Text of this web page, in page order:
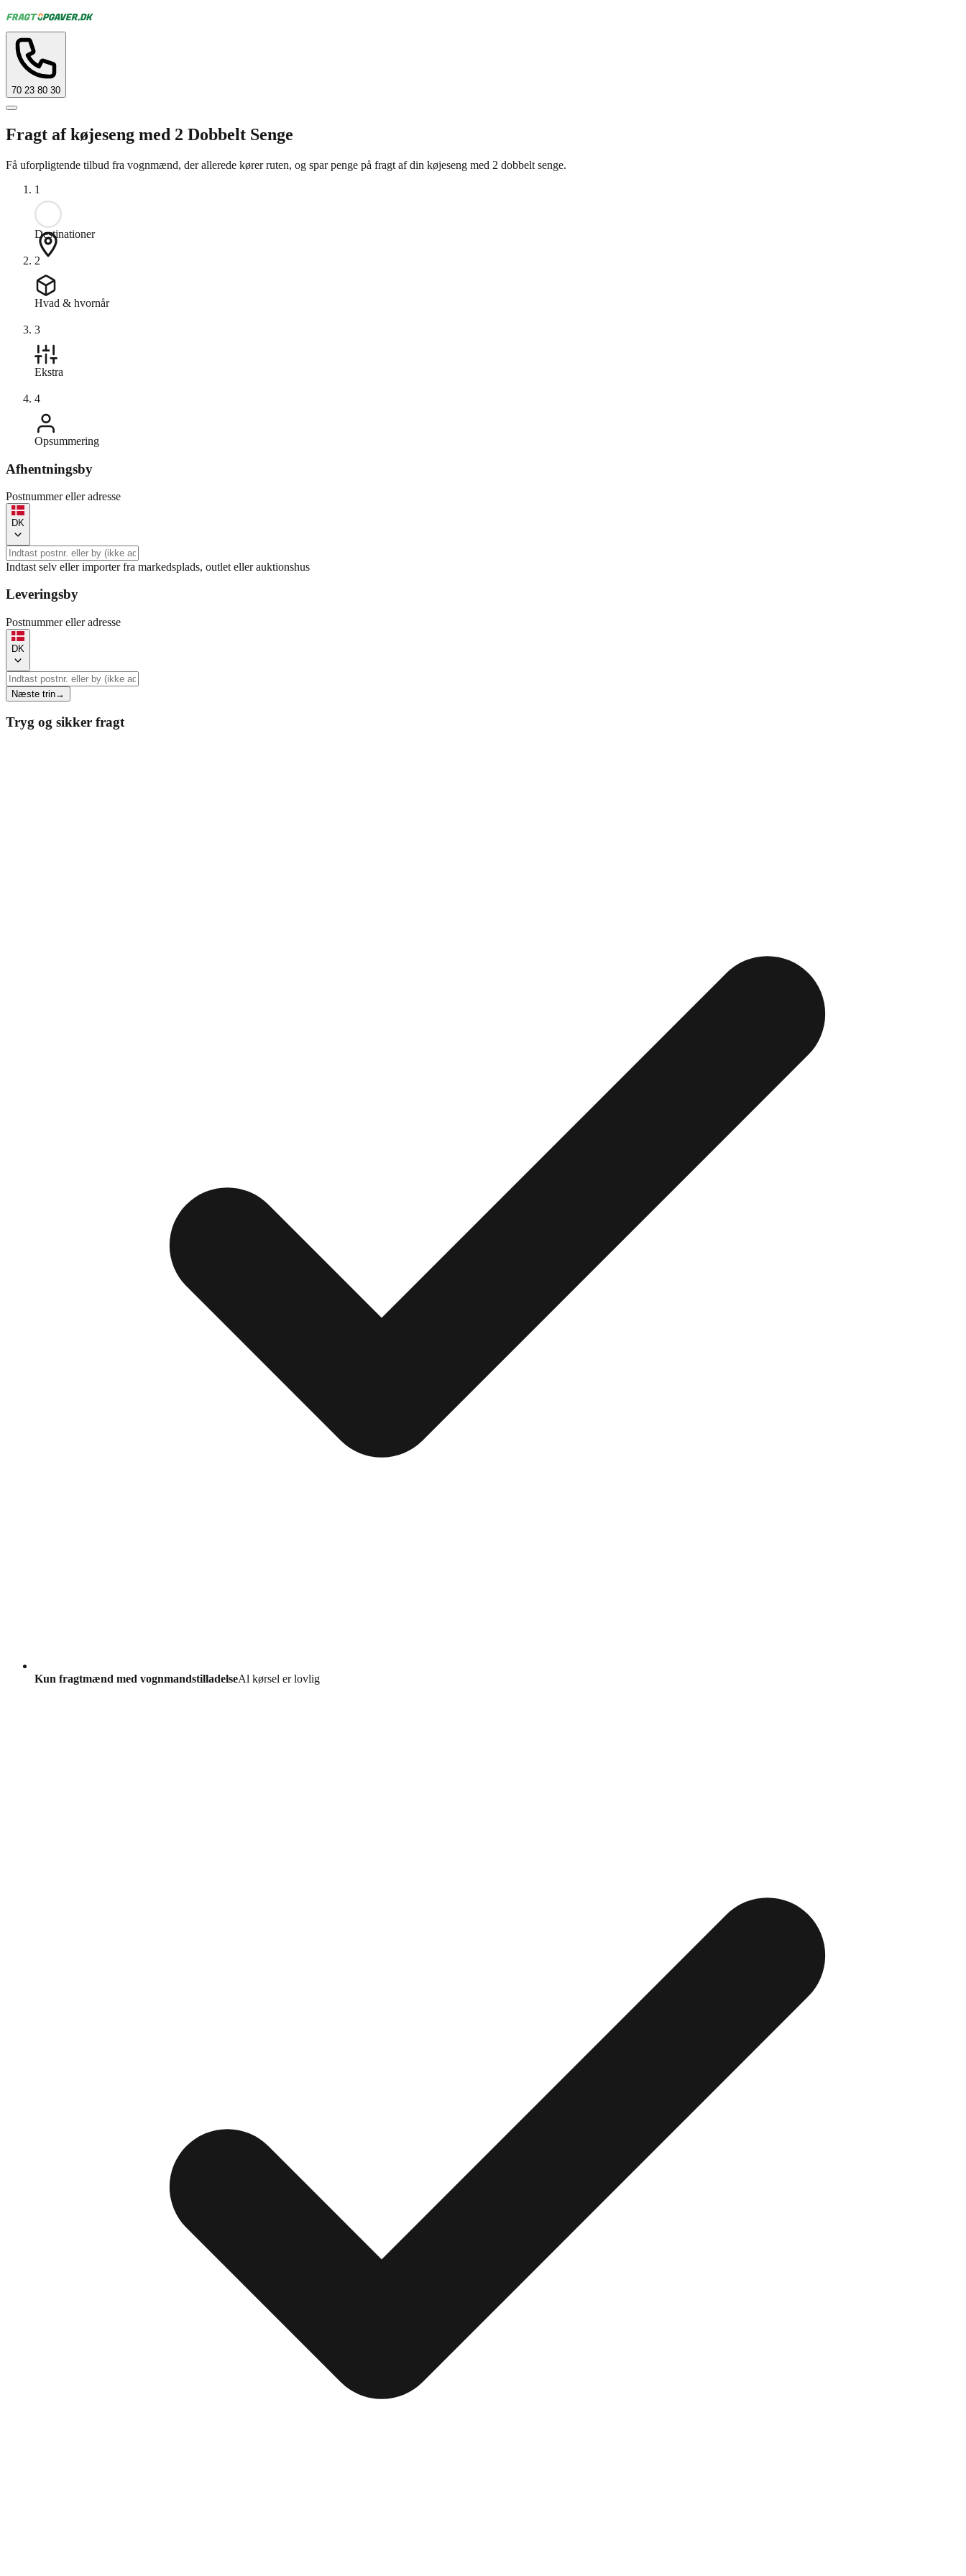
70 23 80 30
Fragt af køjeseng med 2 Dobbelt Senge
Få uforpligtende tilbud fra vognmænd, der allerede kører ruten, og spar penge på fragt af din køjeseng med 2 dobbelt senge.
1
Destinationer
2
Hvad & hvornår
3
Ekstra
4
Opsummering
Afhentningsby
Postnummer eller adresse
DK
Indtast selv eller importer fra markedsplads, outlet eller auktionshus
Leveringsby
Postnummer eller adresse
DK
Næste trin→
Tryg og sikker fragt
Kun fragtmænd med vognmandstilladelseAl kørsel er lovlig